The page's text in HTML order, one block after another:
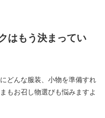
はもう決まってい
どんな服装、小物を準備すれ
もお召し物選びも悩みますよ